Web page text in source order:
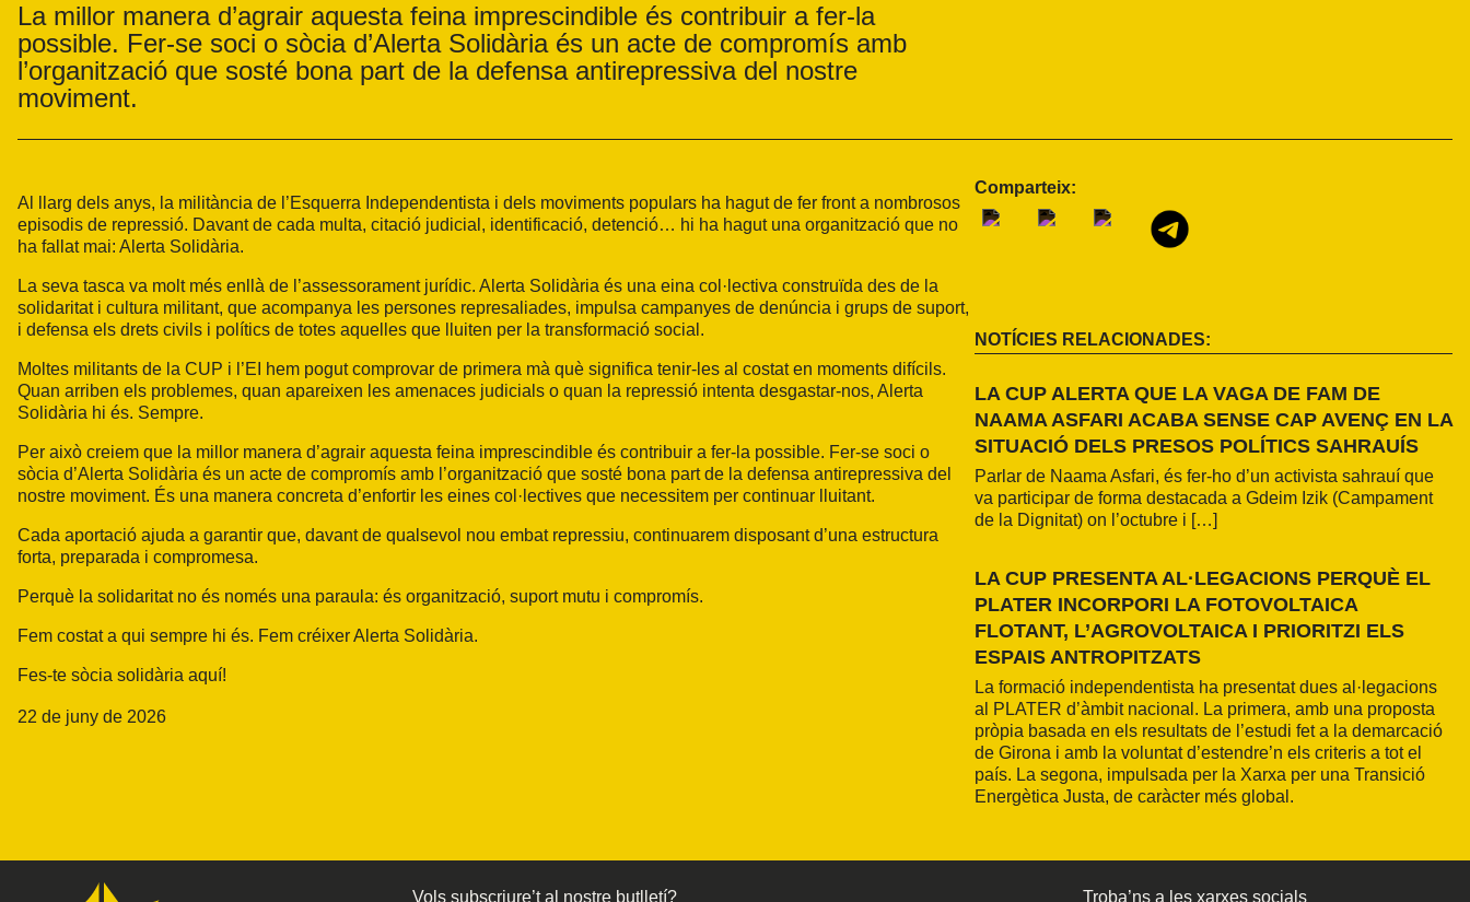
La millor manera d’agrair aquesta feina imprescindible és contribuir a fer-la
possible. Fer-se soci o sòcia d’Alerta Solidària és un acte de compromís amb
l’organització que sosté bona part de la defensa antirepressiva del nostre
moviment.
Al llarg dels anys, la militància de l’Esquerra Independentista i dels moviments populars ha hagut de fer front a nombrosos
episodis de repressió. Davant de cada multa, citació judicial, identificació, detenció… hi ha hagut una organització que no
ha fallat mai: Alerta Solidària.
La seva tasca va molt més enllà de l’assessorament jurídic. Alerta Solidària és una eina col·lectiva construïda des de la
solidaritat i cultura militant, que acompanya les persones represaliades, impulsa campanyes de denúncia i grups de suport,
i defensa els drets civils i polítics de totes aquelles que lluiten per la transformació social.
Moltes militants de la CUP i l’EI hem pogut comprovar de primera mà què significa tenir-les al costat en moments difícils.
Quan arriben els problemes, quan apareixen les amenaces judicials o quan la repressió intenta desgastar-nos, Alerta
Solidària hi és. Sempre.
Per això creiem que la millor manera d’agrair aquesta feina imprescindible és contribuir a fer-la possible. Fer-se soci o
sòcia d’Alerta Solidària és un acte de compromís amb l’organització que sosté bona part de la defensa antirepressiva del
nostre moviment. És una manera concreta d’enfortir les eines col·lectives que necessitem per continuar lluitant.
Cada aportació ajuda a garantir que, davant de qualsevol nou embat repressiu, continuarem disposant d’una estructura
forta, preparada i compromesa.
Perquè la solidaritat no és només una paraula: és organització, suport mutu i compromís.
Fem costat a qui sempre hi és. Fem créixer Alerta Solidària.
Fes-te sòcia solidària aquí!
22 de juny de 2026
Comparteix:
NOTÍCIES RELACIONADES:
LA CUP ALERTA QUE LA VAGA DE FAM DE
NAAMA ASFARI ACABA SENSE CAP AVENÇ EN LA
SITUACIÓ DELS PRESOS POLÍTICS SAHRAUÍS
Parlar de Naama Asfari, és fer-ho d’un activista sahrauí que
va participar de forma destacada a Gdeim Izik (Campament
de la Dignitat) on l’octubre i […]
LA CUP PRESENTA AL·LEGACIONS PERQUÈ EL
PLATER INCORPORI LA FOTOVOLTAICA
FLOTANT, L’AGROVOLTAICA I PRIORITZI ELS
ESPAIS ANTROPITZATS
La formació independentista ha presentat dues al·legacions
al PLATER d’àmbit nacional. La primera, amb una proposta
pròpia basada en els resultats de l’estudi fet a la demarcació
de Girona i amb la voluntat d’estendre’n els criteris a tot el
país. La segona, impulsada per la Xarxa per una Transició
Energètica Justa, de caràcter més global.
Vols subscriure’t al nostre butlletí? Troba’ns a les xarxes socials